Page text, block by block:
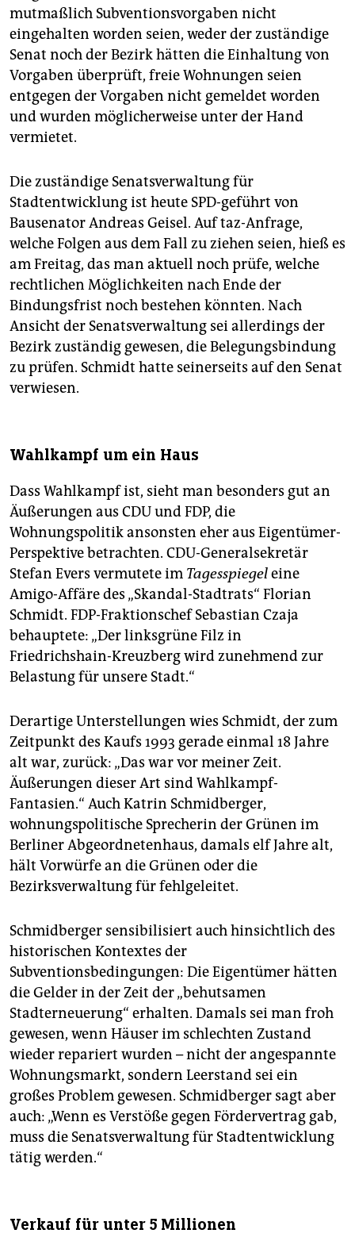
mutmaßlich Subventionsvorgaben nicht
eingehalten worden seien, weder der zuständige
Senat noch der Bezirk hätten die Einhaltung von
Vorgaben überprüft, freie Wohnungen seien
entgegen der Vorgaben nicht gemeldet worden
und wurden möglicherweise unter der Hand
vermietet.
Die zuständige Senatsverwaltung für
Stadtentwicklung ist heute SPD-geführt von
Bausenator Andreas Geisel. Auf taz-Anfrage,
welche Folgen aus dem Fall zu ziehen seien, hieß es
am Freitag, das man aktuell noch prüfe, welche
rechtlichen Möglichkeiten nach Ende der
Bindungsfrist noch bestehen könnten. Nach
Ansicht der Senatsverwaltung sei allerdings der
Bezirk zuständig gewesen, die Belegungsbindung
zu prüfen. Schmidt hatte seinerseits auf den Senat
verwiesen.
Wahlkampf um ein Haus
Dass Wahlkampf ist, sieht man besonders gut an
Äußerungen aus CDU und FDP, die
Wohnungspolitik ansonsten eher aus Eigentümer-
Perspektive betrachten. CDU-Generalsekretär
Stefan Evers vermutete im Tagesspiegeleine
Amigo-Affäre des „Skandal-Stadtrats“ Florian
Schmidt. FDP-Fraktionschef Sebastian Czaja
behauptete: „Der linksgrüne Filz in
Friedrichshain-Kreuzberg wird zunehmend zur
Belastung für unsere Stadt.“
Derartige Unterstellungen wies Schmidt, der zum
Zeitpunkt des Kaufs 1993 gerade einmal 18 Jahre
alt war, zurück: „Das war vor meiner Zeit.
Äußerungen dieser Art sind Wahlkampf-
Fantasien.“ Auch Katrin Schmidberger,
wohnungspolitische Sprecherin der Grünen im
Berliner Abgeordnetenhaus, damals elf Jahre alt,
hält Vorwürfe an die Grünen oder die
Bezirksverwaltung für fehlgeleitet.
Schmidberger sensibilisiert auch hinsichtlich des
historischen Kontextes der
Subventionsbedingungen: Die Eigentümer hätten
die Gelder in der Zeit der „behutsamen
Stadterneuerung“ erhalten. Damals sei man froh
gewesen, wenn Häuser im schlechten Zustand
wieder repariert wurden – nicht der angespannte
Wohnungsmarkt, sondern Leerstand sei ein
großes Problem gewesen. Schmidberger sagt aber
auch: „Wenn es Verstöße gegen Fördervertrag gab,
muss die Senatsverwaltung für Stadtentwicklung
tätig werden.“
Verkauf für unter 5 Millionen